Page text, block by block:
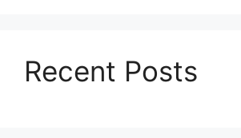
Recent Posts